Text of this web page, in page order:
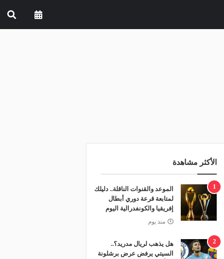
الأكثر مشاهدة
1
الموعد والقنوات الناقلة.. دليلك
لمتابعة قرعة دوري أبطال
إفريقيا والكونفدرالية اليوم
منذ يوم
2
هل يذهب لريال مدريد؟..
السيتي يرفض عرض برشلونة